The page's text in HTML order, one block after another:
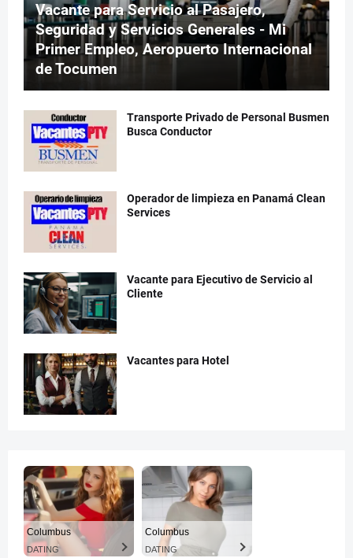
Vacante para Servicio al Pasajero,
Seguridad y Servicios Generales - Mi
Primer Empleo, Aeropuerto Internacional
de Tocumen
Transporte Privado de Personal Busmen
Busca Conductor
Operador de limpieza en Panamá Clean
Services
Vacante para Ejecutivo de Servicio al
Cliente
Vacantes para Hotel
Columbus
DATING
Columbus
DATING